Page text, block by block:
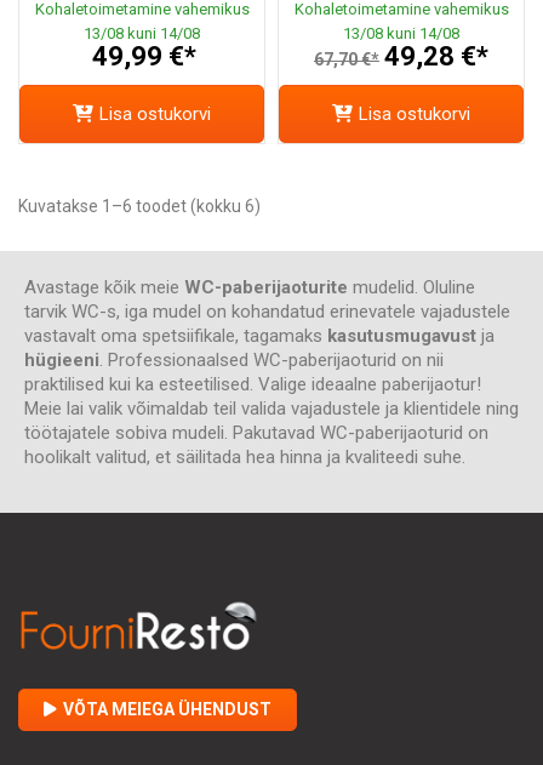
Kohaletoimetamine vahemikus
13/08 kuni 14/08
49,99 €*
Lisa ostukorvi
Kohaletoimetamine vahemikus
13/08 kuni 14/08
67,70 €* 49,28 €*
Lisa ostukorvi
Kuvatakse 1–6 toodet (kokku 6)
Avastage kõik meie WC-paberijaoturite mudelid. Oluline
tarvik WC-s, iga mudel on kohandatud erinevatele vajadustele
vastavalt oma spetsiifikale, tagamaks kasutusmugavust ja
hügieeni. Professionaalsed WC-paberijaoturid on nii
praktilised kui ka esteetilised. Valige ideaalne paberijaotur!
Meie lai valik võimaldab teil valida vajadustele ja klientidele ning
töötajatele sobiva mudeli. Pakutavad WC-paberijaoturid on
hoolikalt valitud, et säilitada hea hinna ja kvaliteedi suhe.
VÕTA MEIEGA ÜHENDUST